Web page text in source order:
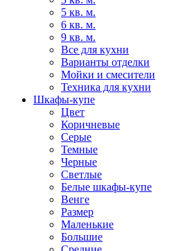
5 кв. м.
6 кв. м.
9 кв. м.
Все для кухни
Варианты отделки
Мойки и смесители
Техника для кухни
Шкафы-купе
Цвет
Коричневые
Серые
Темные
Черные
Светлые
Белые шкафы-купе
Венге
Размер
Маленькие
Большие